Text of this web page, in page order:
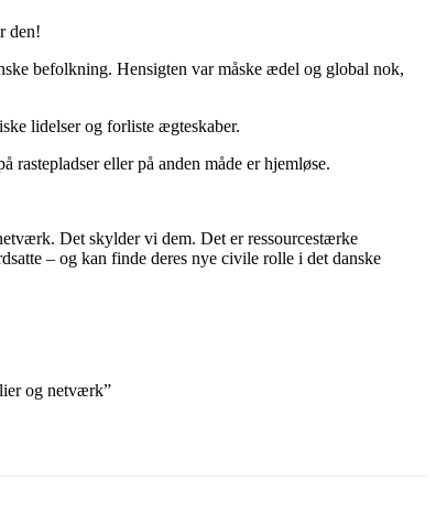
den!
befolkning. Hensigten var måske ædel og global nok,
lidelser og forliste ægteskaber.
eller på anden måde er hjemløse.
Det skylder vi dem. Det er ressourcestærke
– og kan finde deres nye civile rolle i det danske
og netværk”